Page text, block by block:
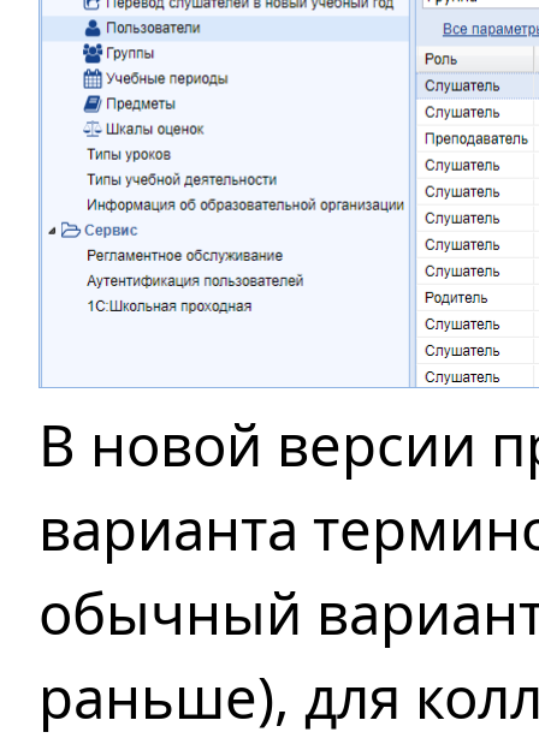
В новой версии
варианта
обычный
раньше), для